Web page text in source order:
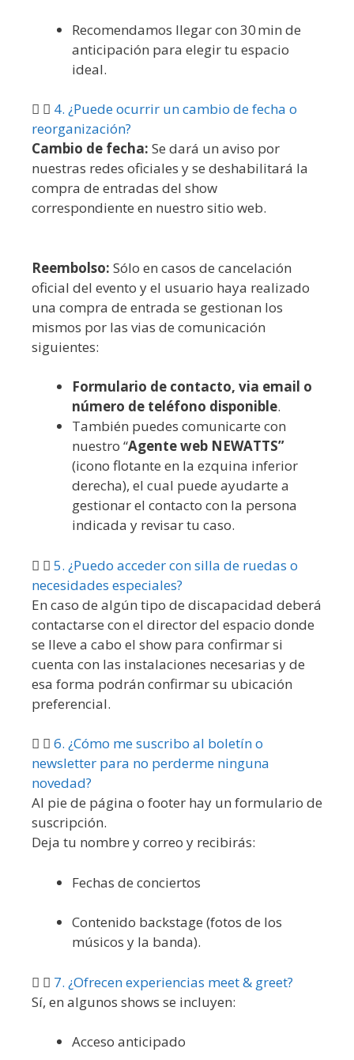
Recomendamos llegar con 30 min de
anticipación para elegir tu espacio
ideal.
4. ¿Puede ocurrir un cambio de fecha o
reorganización?
Cambio de fecha: Se dará un aviso por
nuestras redes oficiales y se deshabilitará la
compra de entradas del show
correspondiente en nuestro sitio web.
Reembolso: Sólo en casos de cancelación
oficial del evento y el usuario haya realizado
una compra de entrada se gestionan los
mismos por las vias de comunicación
siguientes:
Formulario de contacto, via email o
número de teléfono disponible.
También puedes comunicarte con
nuestro “Agente web NEWATTS”
(icono flotante en la ezquina inferior
derecha), el cual puede ayudarte a
gestionar el contacto con la persona
indicada y revisar tu caso.
5. ¿Puedo acceder con silla de ruedas o
necesidades especiales?
En caso de algún tipo de discapacidad deberá
contactarse con el director del espacio donde
se lleve a cabo el show para confirmar si
cuenta con las instalaciones necesarias y de
esa forma podrán confirmar su ubicación
preferencial.
6. ¿Cómo me suscribo al boletín o
newsletter para no perderme ninguna
novedad?
Al pie de página o footer hay un formulario de
suscripción.
Deja tu nombre y correo y recibirás:
Fechas de conciertos
Contenido backstage (fotos de los
músicos y la banda).
7. ¿Ofrecen experiencias meet & greet?
Sí, en algunos shows se incluyen:
Acceso anticipado